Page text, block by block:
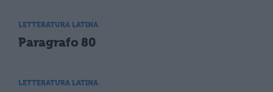
LETTERATURA LATINA
Paragrafo 80
LETTERATURA LATINA